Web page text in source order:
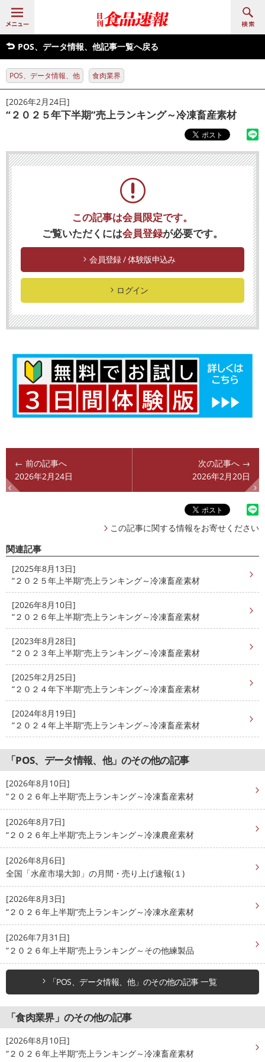
POS、データ情報、他記事一覧へ戻る
POS、データ情報、他 食肉業界
[2026年2月24日]
“２０２５年下半期”売上ランキング～冷凍畜産素材
この記事は会員限定です。
ご覧いただくには会員登録が必要です。
会員登録 / 体験版申込み
ログイン
← 前の記事へ
2026年2月24日
次の記事へ →
2026年2月20日
この記事に関する情報をお寄せください
関連記事
[2025年8月13日]
“２０２５年上半期”売上ランキング～冷凍畜産素材
[2026年8月10日]
“２０２６年上半期”売上ランキング～冷凍畜産素材
[2023年8月28日]
“２０２３年上半期”売上ランキング～冷凍畜産素材
[2025年2月25日]
“２０２４年下半期”売上ランキング～冷凍畜産素材
[2024年8月19日]
“２０２４年上半期”売上ランキング～冷凍畜産素材
「POS、データ情報、他」のその他の記事
[2026年8月10日]
“２０２６年上半期”売上ランキング～冷凍畜産素材
[2026年8月7日]
“２０２６年上半期”売上ランキング～冷凍農産素材
[2026年8月6日]
全国「水産市場大卸」の月間・売り上げ速報(１)
[2026年8月3日]
“２０２６年上半期”売上ランキング～冷凍水産素材
[2026年7月31日]
“２０２６年上半期”売上ランキング～その他練製品
「POS、データ情報、他」のその他の記事 一覧
「食肉業界」のその他の記事
[2026年8月10日]
“２０２６年上半期”売上ランキング～冷凍畜産素材